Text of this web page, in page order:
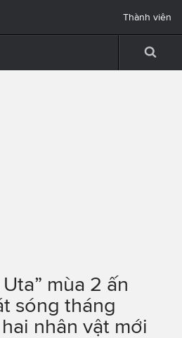
Thành viên
mùa 2 ấn
sóng tháng
nhân vật mới